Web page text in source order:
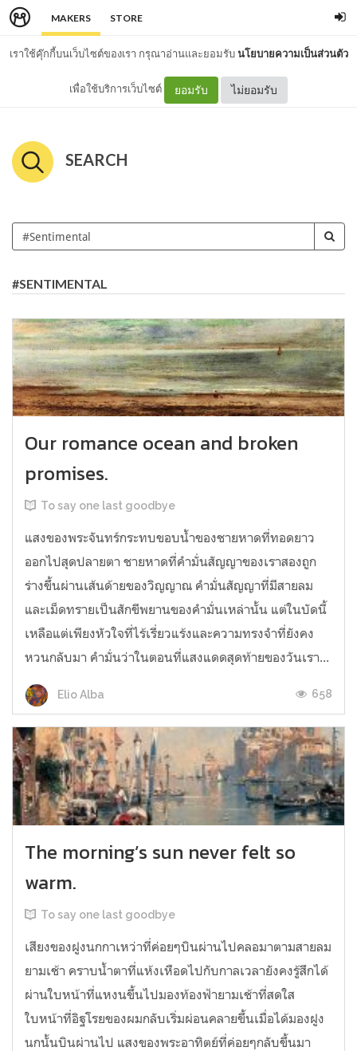
MAKERS STORE
เราใช้คุ๊กกี้บนเว็บไซต์ของเรา กรุณาอ่านและยอมรับนโยบายความเป็นส่วนตัว
เพื่อใช้บริการเว็บไซต์ ยอมรับ ไม่ยอมรับ
SEARCH
#SENTIMENTAL
Our romance ocean and broken
promises.
To say one last goodbye
แสงของพระจันทร์กระทบขอบน้ำของชายหาดที่ทอดยาว
ออกไปสุดปลายตา ชายหาดที่คำมั่นสัญญาของเราสองถูก
ร่างขึ้นผ่านเส้นด้ายของวิญญาณ คำมั่นสัญญาที่มีสายลม
และเม็ดทรายเป็นสักขีพยานของคำมั่นเหล่านั้น แต่ในบัดนี้
เหลือแต่เพียงหัวใจที่ไร้เรี่ยวแร้งและความทรงจำที่ยังคง
หวนกลับมา คำมั่นว่าในตอนที่แสงแดดสุดท้ายของวันเรา...
Elio Alba 658
The morning’s sun never felt so
warm.
To say one last goodbye
เสียงของฝูงนกกาเหว่าที่ค่อยๆบินผ่านไปคลอมาตามสายลม
ยามเช้า คราบน้ำตาที่แห้งเหือดไปกับกาลเวลายังคงรู้สึกได้
ผ่านใบหน้าที่แหงนขึ้นไปมองท้องฟ้ายามเช้าที่สดใส
ใบหน้าที่อิฐโรยของผมกลับเริ่มผ่อนคลายขึ้นเมื่อได้มองฝูง
นกนั้นบินผ่านไป แสงของพระอาทิตย์ที่ค่อยๆกลับขึ้นมา